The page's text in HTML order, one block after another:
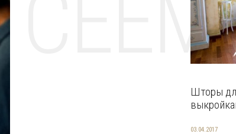
Шторы
03.04.2017